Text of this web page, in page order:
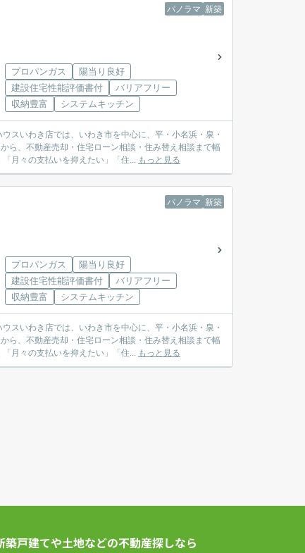
パノラマ 新築
プロパンガス
陽当り良好
建設住宅性能評価書付
バリアフリー
収納豊富
システムキッチン
ら、不動産売却・住宅ローン相談・住み替え相談まで幅
たい」「月々の支払いを抑えたい」「住... もっと見る
パノラマ 新築
プロパンガス
陽当り良好
建設住宅性能評価書付
バリアフリー
収納豊富
システムキッチン
ら、不動産売却・住宅ローン相談・住み替え相談まで幅
たい」「月々の支払いを抑えたい」「住... もっと見る
築戸建てや土地などの不動産探しなら